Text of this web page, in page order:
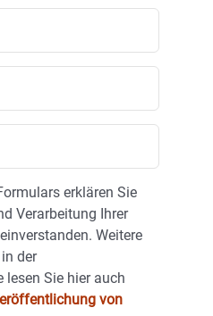
erklären Sie
Verarbeitung Ihrer
Weitere
der
lesen Sie hier auch
von